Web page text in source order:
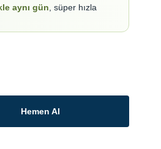
aynı gün , süper hızla
Hemen Al